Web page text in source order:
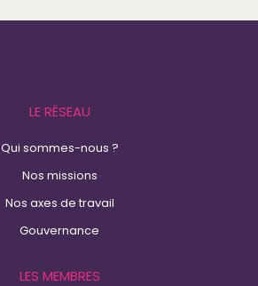
LE RÉSEAU
Qui sommes-nous ?
Nos missions
Nos axes de travail
Gouvernance
LES MEMBRES